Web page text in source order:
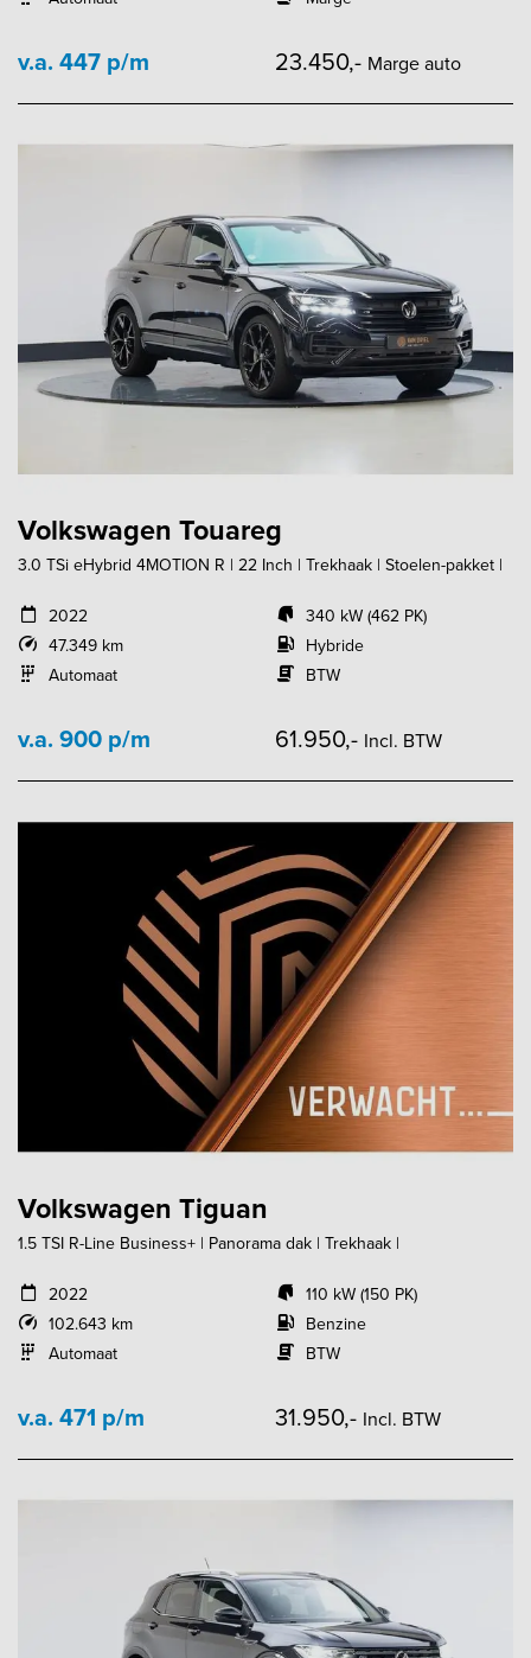
v.a. 447 p/m 23.450,- Marge auto
Volkswagen Touareg
3.0 TSi eHybrid 4MOTION R | 22 Inch | Trekhaak | Stoelen-pakket |
2022
47.349 km
Automaat
340 kW (462 PK)
Hybride
BTW
v.a. 900 p/m 61.950,- Incl. BTW
Volkswagen Tiguan
1.5 TSI R-Line Business+ | Panorama dak | Trekhaak |
2022
102.643 km
Automaat
110 kW (150 PK)
Benzine
BTW
v.a. 471 p/m 31.950,- Incl. BTW